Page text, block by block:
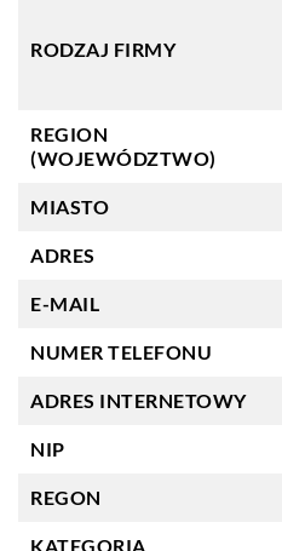
RODZAJ FIRMY
REGION
(WOJEWÓDZTWO)
MIASTO
ADRES
E-MAIL
NUMER TELEFONU
ADRES INTERNETOWY
NIP
REGON
KATEGORIA